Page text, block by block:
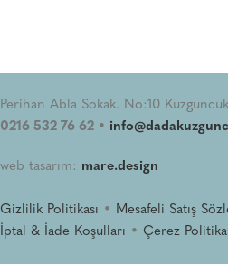
Perihan Abla Sokak. No:10
0216 532 76 62 •
web tasarım: mare.design
Gizlilik Politikası • Mesafeli Satış
İptal & İade Koşulları • Çerez